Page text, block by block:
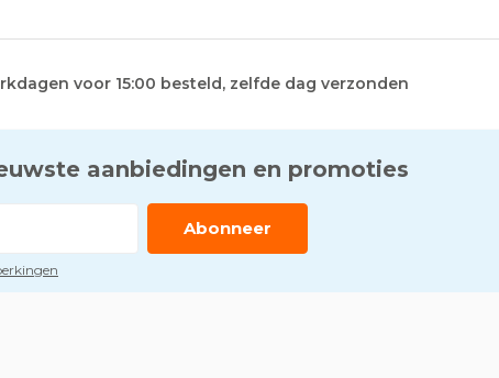
voor 15:00 besteld, zelfde dag verzonden
aanbiedingen en promoties
Abonneer